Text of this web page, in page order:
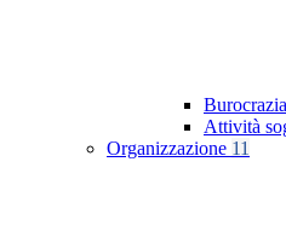
Attività
Organizzazione 11